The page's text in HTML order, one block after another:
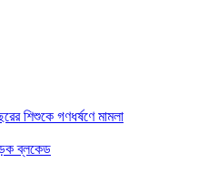
শিশুকে গণধর্ষণে মামলা
ব্লকেড